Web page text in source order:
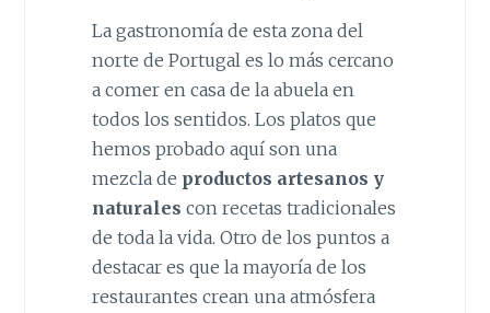
La gastronomía de esta zona del
norte de Portugal es lo más cercano
a comer en casa de la abuela en
todos los sentidos. Los platos que
hemos probado aquí son una
mezcla de productos artesanos y
naturales con recetas tradicionales
de toda la vida. Otro de los puntos a
destacar es que la mayoría de los
restaurantes crean una atmósfera